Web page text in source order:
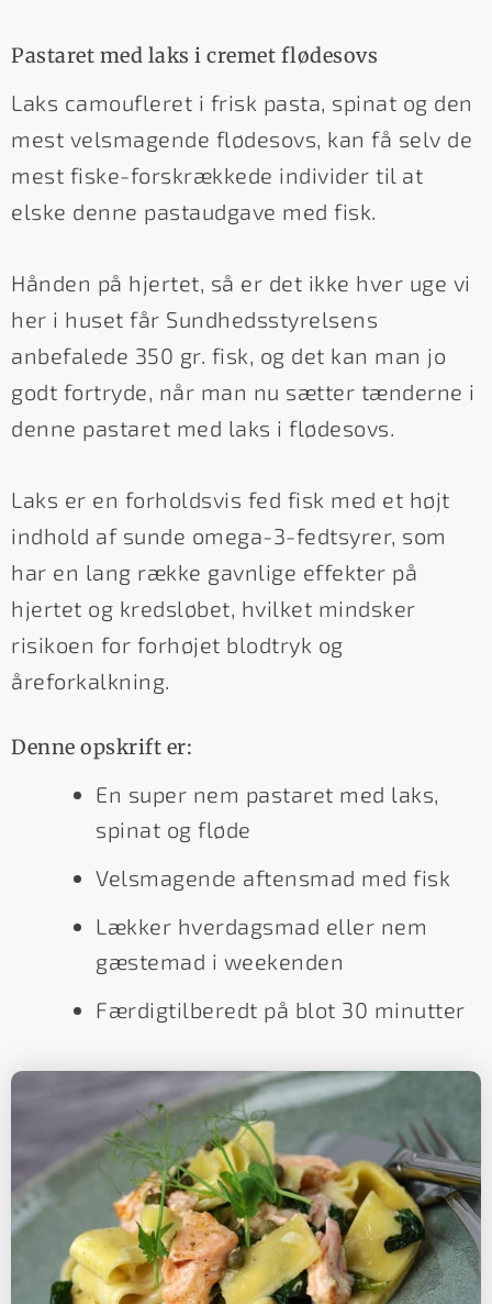
Pastaret med laks i cremet flødesovs
Laks camoufleret i frisk pasta, spinat og den
mest velsmagende flødesovs, kan få selv de
mest fiske-forskrækkede individer til at
elske denne pastaudgave med fisk.
Hånden på hjertet, så er det ikke hver uge vi
her i huset får Sundhedsstyrelsens
anbefalede 350 gr. fisk, og det kan man jo
godt fortryde, når man nu sætter tænderne i
denne pastaret med laks i flødesovs.
Laks er en forholdsvis fed fisk med et højt
indhold af sunde omega-3-fedtsyrer, som
har en lang række gavnlige effekter på
hjertet og kredsløbet, hvilket mindsker
risikoen for forhøjet blodtryk og
åreforkalkning.
Denne opskrift er:
En super nem pastaret med laks,
spinat og fløde
Velsmagende aftensmad med fisk
Lækker hverdagsmad eller nem
gæstemad i weekenden
Færdigtilberedt på blot 30 minutter